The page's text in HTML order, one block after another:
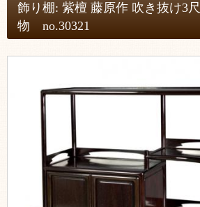
飾り棚: 紫檀 藤原作 吹き抜け3
物 no.30321